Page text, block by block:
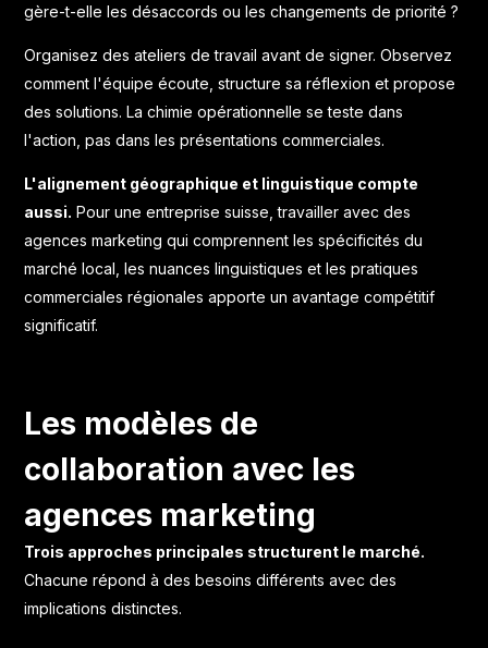
gère-t-elle les désaccords ou les changements de priorité ?
Organisez des ateliers de travail avant de signer. Observez
comment l'équipe écoute, structure sa réflexion et propose
des solutions. La chimie opérationnelle se teste dans
l'action, pas dans les présentations commerciales.
L'alignement géographique et linguistique compte
aussi. Pour une entreprise suisse, travailler avec des
agences marketing qui comprennent les spécificités du
marché local, les nuances linguistiques et les pratiques
commerciales régionales apporte un avantage compétitif
significatif.
Les modèles de
collaboration avec les
agences marketing
Trois approches principales structurent le marché.
Chacune répond à des besoins différents avec des
implications distinctes.